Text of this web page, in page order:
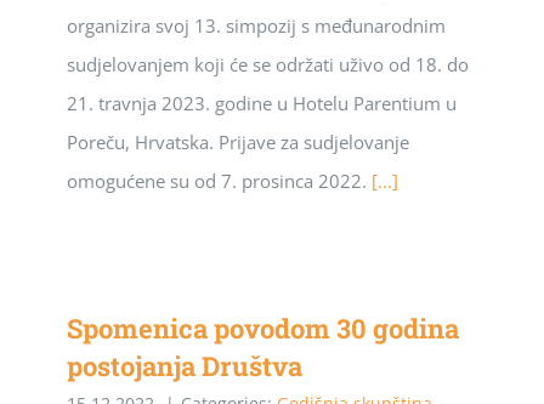
organizira svoj 13. simpozij s međunarodnim
sudjelovanjem koji će se održati uživo od 18. do
21. travnja 2023. godine u Hotelu Parentium u
Poreču, Hrvatska. Prijave za sudjelovanje
omogućene su od 7. prosinca 2022. [...]
Spomenica povodom 30 godina
postojanja Društva